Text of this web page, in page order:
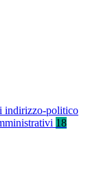
indirizzo-politico
18